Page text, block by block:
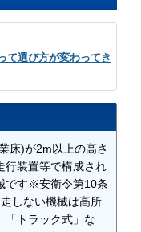
て選び方が変わってき
床)が2m以上の高さ
行装置等で構成され
です※安衛令第10条
しない機械は高所
「トラック式」な